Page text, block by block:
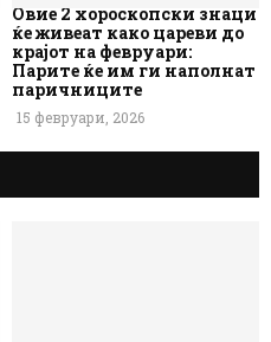
Овие 2 хороскопски знаци
ќе живеат како цареви до
крајот на февруари:
Парите ќе им ги наполнат
паричниците
15 февруари, 2026